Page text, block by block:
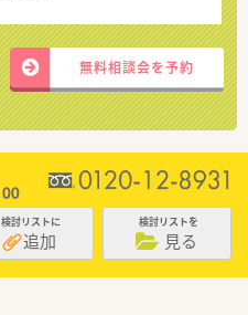
無料相談会を予約
検討リストに
追加
検討リストを
見る